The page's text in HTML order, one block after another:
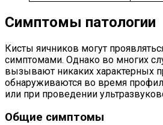
Симптомы патологии
Кисты яичников могут
симптомами. Однако во многих
вызывают никаких характерных
обнаруживаются во время
или при проведении
Общие симптомы